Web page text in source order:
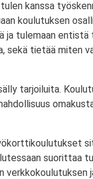
kanssa
koulutuksen
ja tulemaan
sekä tietää miten
tarjoiluita.
suorittaa
verkkokoulutuksen